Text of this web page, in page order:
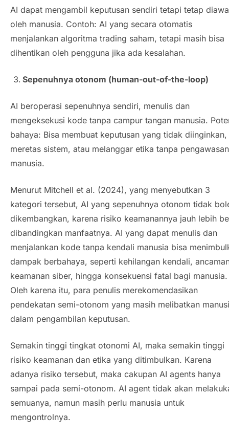
AI dapat mengambil keputusan sendiri tetapi tetap
oleh manusia. Contoh: AI yang secara otomatis
menjalankan algoritma trading saham, tetapi masih bisa
dihentikan oleh pengguna jika ada kesalahan.
Sepenuhnya otonom (human-out-of-the-loop)
AI beroperasi sepenuhnya sendiri, menulis dan
mengeksekusi kode tanpa campur tangan manusia.
bahaya: Bisa membuat keputusan yang tidak diinginkan,
meretas sistem, atau melanggar etika tanpa pengawasan
manusia.
Menurut Mitchell et al. (2024), yang menyebutkan 3
kategori tersebut, AI yang sepenuhnya otonom tidak
dikembangkan, karena risiko keamanannya jauh lebih
dibandingkan manfaatnya. AI yang dapat menulis dan
menjalankan kode tanpa kendali manusia bisa
dampak berbahaya, seperti kehilangan kendali,
keamanan siber, hingga konsekuensi fatal bagi manusia.
Oleh karena itu, para penulis merekomendasikan
pendekatan semi-otonom yang masih melibatkan
dalam pengambilan keputusan.
Semakin tinggi tingkat otonomi AI, maka semakin tinggi
risiko keamanan dan etika yang ditimbulkan. Karena
adanya risiko tersebut, maka cakupan AI agents hanya
sampai pada semi-otonom. AI agent tidak akan
semuanya, namun masih perlu manusia untuk
mengontrolnya.